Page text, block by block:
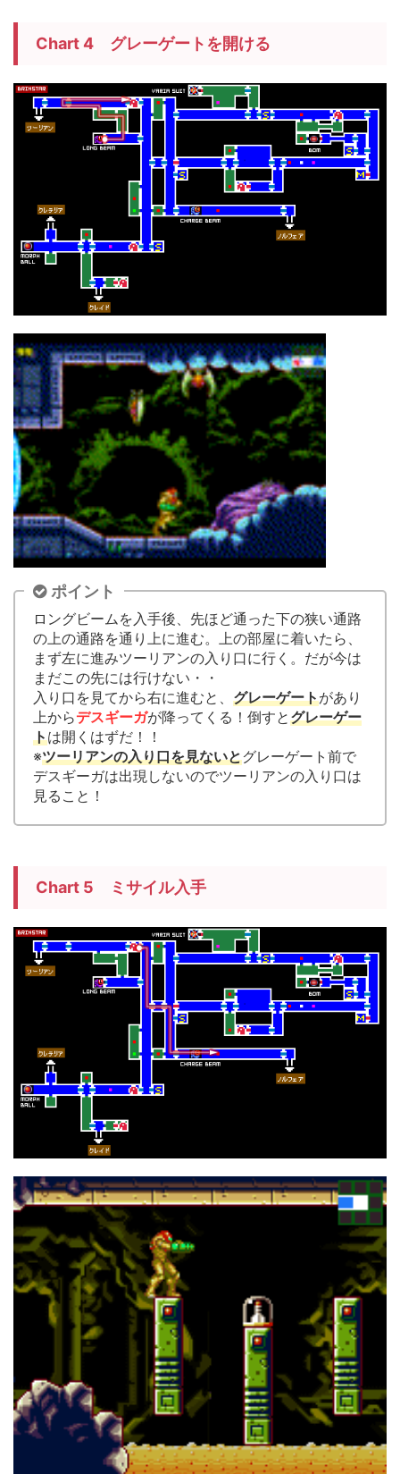
Chart 4 グレーゲートを開ける
ポイント
ロングビームを入手後、先ほど通った下の狭い通路
の上の通路を通り上に進む。上の部屋に着いたら、
まず左に進みツーリアンの入り口に行く。だが今は
まだこの先には行けない・・
入り口を見てから右に進むと、 グレーゲートがあり
上からデスギーガが降ってくる！倒すとグレーゲー
トは開くはずだ！！
※ツーリアンの入り口を見ないとグレーゲート前で
デスギーガは出現しないのでツーリアンの入り口は
見ること！
Chart 5 ミサイル入手